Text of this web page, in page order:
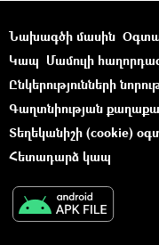
Նախագծի մասին
Կապ Մամուլի
Ընկերությունների
Գաղտնիության
Տեղեկանիշի (cookie)
Հետադարձ կապ